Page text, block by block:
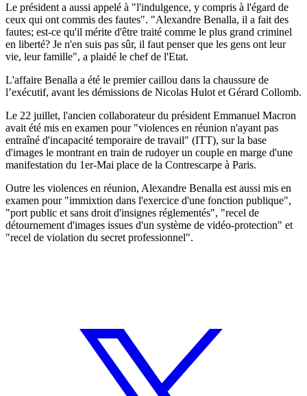
Le président a aussi appelé à "l'indulgence, y compris à l'égard de
ceux qui ont commis des fautes". "Alexandre Benalla, il a fait des
fautes; est-ce qu'il mérite d'être traité comme le plus grand criminel
en liberté? Je n'en suis pas sûr, il faut penser que les gens ont leur
vie, leur famille", a plaidé le chef de l'Etat.
L'affaire Benalla a été le premier caillou dans la chaussure de
l’exécutif, avant les démissions de Nicolas Hulot et Gérard Collomb.
Le 22 juillet, l'ancien collaborateur du président Emmanuel Macron
avait été mis en examen pour "violences en réunion n'ayant pas
entraîné d'incapacité temporaire de travail" (ITT), sur la base
d'images le montrant en train de rudoyer un couple en marge d'une
manifestation du 1er-Mai place de la Contrescarpe à Paris.
Outre les violences en réunion, Alexandre Benalla est aussi mis en
examen pour "immixtion dans l'exercice d'une fonction publique",
"port public et sans droit d'insignes réglementés", "recel de
détournement d'images issues d'un système de vidéo-protection" et
"recel de violation du secret professionnel".